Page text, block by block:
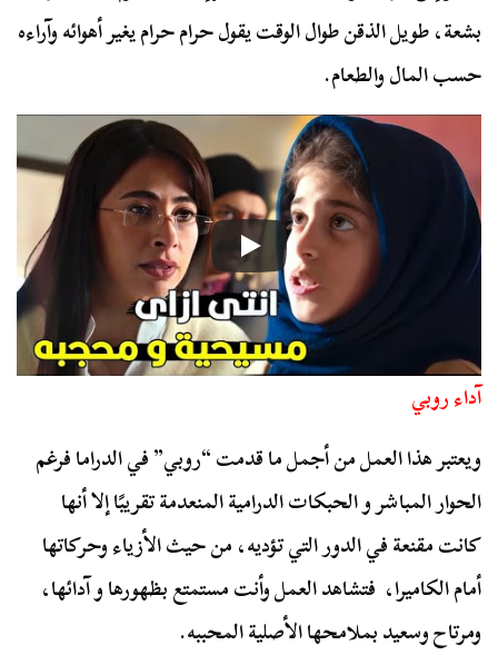
بشعة، طويل الذقن طوال الوقت يقول حرام حرام يغير أهوائه وآراءه
حسب المال والطعام.
آداء روبي
ويعتبر هذا العمل من أجمل ما قدمت “روبي” في الدراما فرغم
الحوار المباشر و الحبكات الدرامية المنعدمة تقريبًا إلا أنها
كانت مقنعة في الدور التي تؤديه، من حيث الأزياء وحركاتها
أمام الكاميرا، فتشاهد العمل وأنت مستمتع بظهورها و آدائها،
ومرتاح وسعيد بملامحها الأصلية المحببه.